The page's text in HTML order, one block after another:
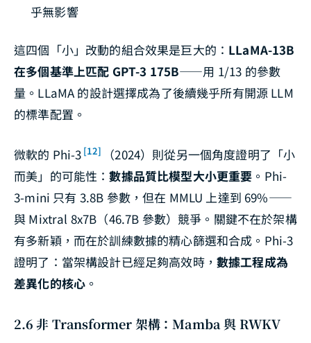
乎無影響
這四個「小」改動的組合效果是巨大的： LLaMA-13B
在多個基準上匹配 GPT-3 175B——用 1/13 的參數
量。LLaMA 的設計選擇成為了後續幾乎所有開源 LLM
的標準配置。
微軟的 Phi-3 [12]
（2024）則從另一個角度證明了「小
而美」的可能性：數據品質比模型大小更重要 。Phi-
3-mini 只有 3.8B 參數，但在 MMLU 上達到 69%——
與 Mixtral 8x7B（46.7B 參數）競爭。關鍵不在於架構
有多新穎，而在於訓練數據的精心篩選和合成。Phi-3
證明了：當架構設計已經足夠高效時， 數據工程成為
差異化的核心 。
2.6 非 Transformer 架構：Mamba 與 RWKV